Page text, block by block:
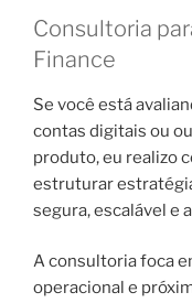
Consultoria
Finance
Se você está
contas digitais ou
produto, eu realizo
estruturar
segura, escalável e
A consultoria foca
operacional e